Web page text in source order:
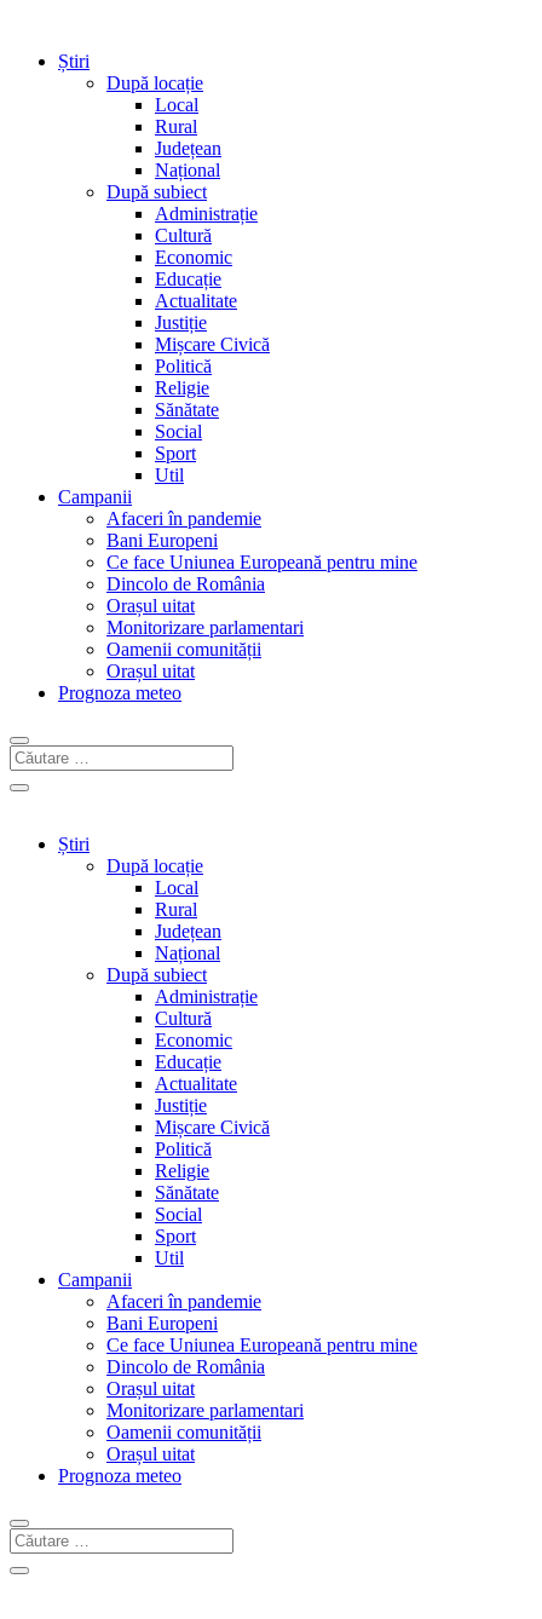
Știri
După locație
Local
Rural
Județean
Național
După subiect
Administrație
Cultură
Economic
Educație
Actualitate
Justiție
Mișcare Civică
Politică
Religie
Sănătate
Social
Sport
Util
Campanii
Afaceri în pandemie
Bani Europeni
Ce face Uniunea Europeană pentru mine
Dincolo de România
Orașul uitat
Monitorizare parlamentari
Oamenii comunității
Orașul uitat
Prognoza meteo
Știri
După locație
Local
Rural
Județean
Național
După subiect
Administrație
Cultură
Economic
Educație
Actualitate
Justiție
Mișcare Civică
Politică
Religie
Sănătate
Social
Sport
Util
Campanii
Afaceri în pandemie
Bani Europeni
Ce face Uniunea Europeană pentru mine
Dincolo de România
Orașul uitat
Monitorizare parlamentari
Oamenii comunității
Orașul uitat
Prognoza meteo